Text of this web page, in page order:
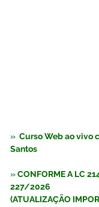
» Curso Web ao vivo
Santos
» CONFORME A LC
227/2026
(ATUALIZAÇÃO